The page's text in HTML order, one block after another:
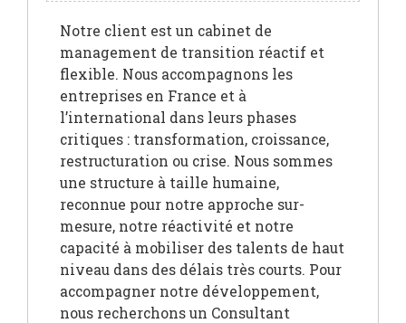
Notre client est un cabinet de
management de transition réactif et
flexible. Nous accompagnons les
entreprises en France et à
l’international dans leurs phases
critiques : transformation, croissance,
restructuration ou crise. Nous sommes
une structure à taille humaine,
reconnue pour notre approche sur-
mesure, notre réactivité et notre
capacité à mobiliser des talents de haut
niveau dans des délais très courts. Pour
accompagner notre développement,
nous recherchons un Consultant